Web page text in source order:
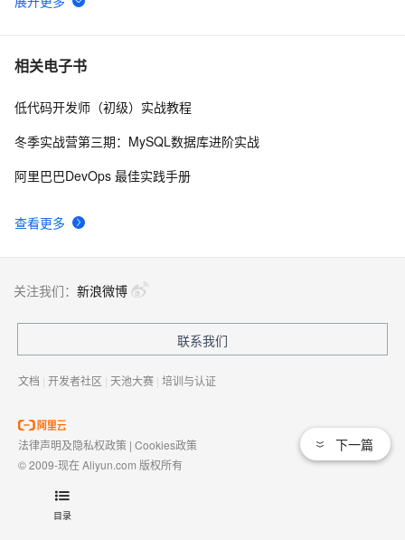
目录
6 SSH远程直连--------------Docker容器
7 Shell批量SSH免交互登录认证
8 SSH免密码登陆原理
config管理ssh连接
相关电子书
查看更多
低代码开发师（初级）实战教程
冬季实战营第三期：MySQL数据库进阶实战
阿里巴巴DevOps 最佳实践手册
下一篇
关注我们： 新浪微博
联系我们
文档 | 开发者社区 | 天池大赛 | 培训与认证
法律声明及隐私权政策 | Cookies政策
© 2009-现在 Aliyun.com 版权所有
域名注册服务机构许可：